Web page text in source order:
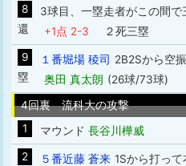
8
3球目、一塁走者がこの間
還 +1点 2-3
２死三塁
9
１番堀場 稜司 2B2Sから空
塁 奥田 真太朗 (26球/73球)
4回裏 流科大の攻撃
1
マウンド 長谷川樺威
2
５番近藤 蒼来 1Sから打っ